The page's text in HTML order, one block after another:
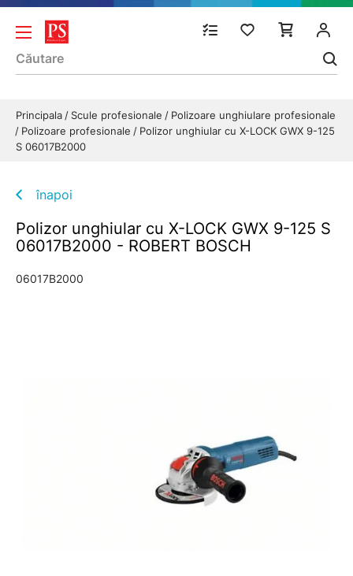
Principala Scule profesionale
Polizoare unghiulare profesionale
Polizoare profesionale
Polizor unghiular cu X-LOCK GWX 9-125
S 06017B2000
înapoi
Polizor unghiular cu X-LOCK GWX 9-125 S
06017B2000 - ROBERT BOSCH
06017B2000